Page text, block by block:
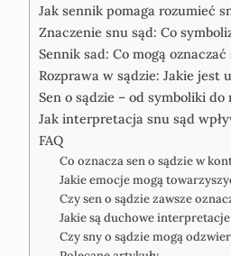
Jak sennik pomaga rozumieć
Znaczenie snu sąd: Co
Sennik sad: Co mogą
Rozprawa w sądzie: Jakie jest
Sen o sądzie – od symboliki
Jak interpretacja snu sąd
FAQ
Co oznacza sen o sądzie w
Jakie emocje mogą
Czy sen o sądzie zawsze
Jakie są duchowe
Czy sny o sądzie mogą